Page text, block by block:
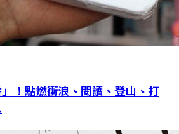
！點燃衝浪、閱讀、登山、打